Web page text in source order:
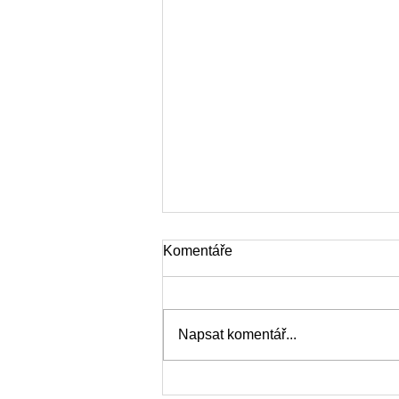
Hokej na dvorcích 2026
Komentáře
Napsat komentář...